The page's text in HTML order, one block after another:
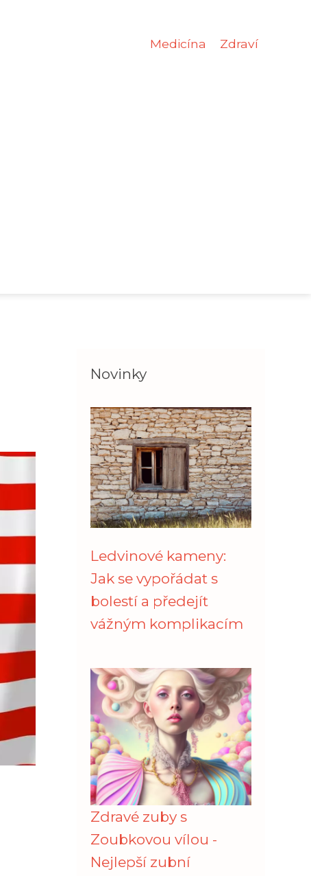
Medicína Zdraví
Novinky
Ledvinové kameny:
Jak se vypořádat s
bolestí a předejít
vážným komplikacím
Zdravé zuby s
Zoubkovou vílou -
Nejlepší zubní